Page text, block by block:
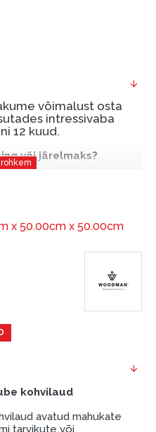
võimalust osta
intressivaba
12 kuud.
või järelmaks?
osta, kuid nende eest
liisingu või järelmaksu
ja järelmaksu
periood: 12 kuud,
€, igakuine makse: 25 €,
ka külastades
91, Riia, Läti.
kohvilaud
avatud mahukate
tarvikute või
x 50.00cm x 50.00cm